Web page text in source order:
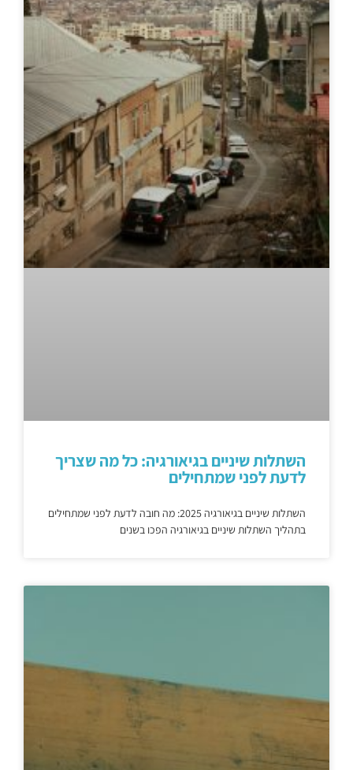
השתלות שיניים בגיאורגיה: כל מה שצריך
לדעת לפני שמתחילים
השתלות שיניים בגיאורגיה 2025: מה חובה לדעת לפני שמתחילים
בתהליך השתלות שיניים בגיאורגיה הפכו בשנים